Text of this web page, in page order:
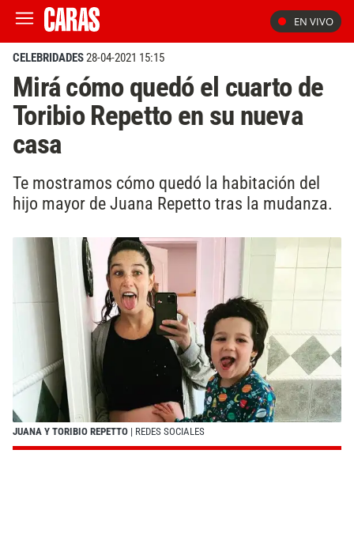
EN VIVO
CELEBRIDADES28-04-2021 15:15
Mirá cómo quedó el cuarto de
Toribio Repetto en su nueva
casa
Te mostramos cómo quedó la habitación del
hijo mayor de Juana Repetto tras la mudanza.
JUANA Y TORIBIO REPETTO | REDES SOCIALES